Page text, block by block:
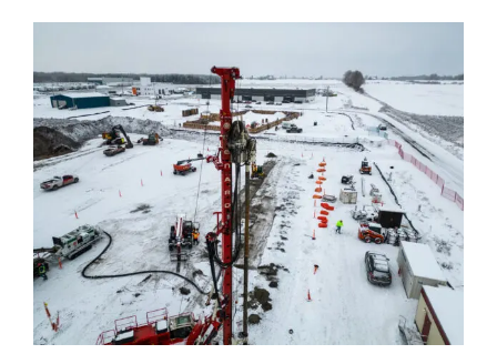
Entrepôt : Vars, Ontario